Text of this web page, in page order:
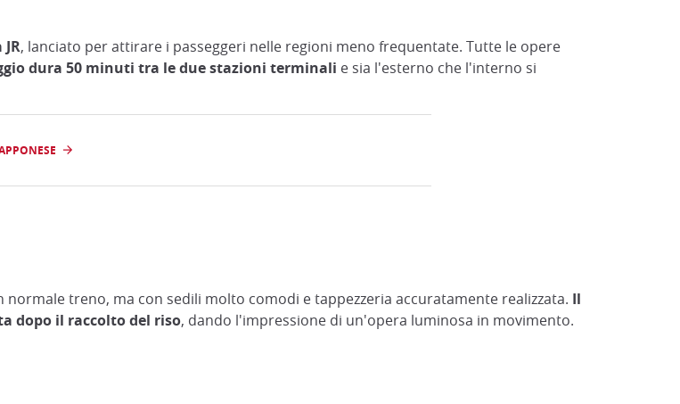
, lanciato per attirare i passeggeri nelle regioni meno frequentate. Tutte le opere
dura 50 minuti tra le due stazioni terminali e sia l'esterno che l'interno si
normale treno, ma con sedili molto comodi e tappezzeria accuratamente realizzata. Il
dopo il raccolto del riso, dando l'impressione di un'opera luminosa in movimento.